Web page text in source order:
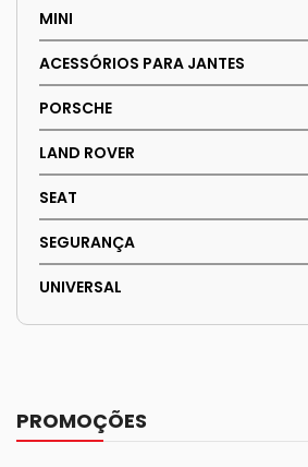
MINI
ACESSÓRIOS PARA JANTES
PORSCHE
LAND ROVER
SEAT
SEGURANÇA
UNIVERSAL
PROMOÇÕES